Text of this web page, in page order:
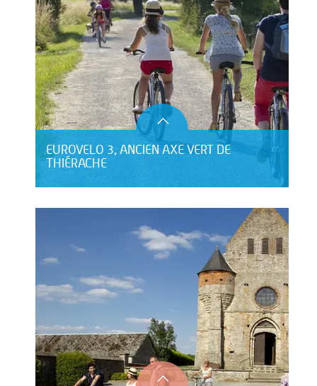
EUROVELO 3, ANCIEN AXE VERT DE
THIÉRACHE